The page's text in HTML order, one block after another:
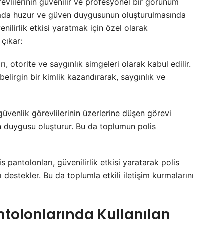
huzur ve güven duygusunun oluşturulmasında
etkisi yaratmak için özel olarak
otorite ve saygınlık simgeleri olarak kabul edilir.
bir kimlik kazandırarak, saygınlık ve
görevlilerinin üzerlerine düşen görevi
oluşturur. Bu da toplumun polis
pantolonları, güvenilirlik etkisi yaratarak polis
destekler. Bu da toplumla etkili iletişim kurmalarını
Kullanılan